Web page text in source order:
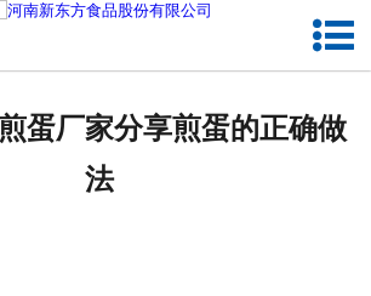
蛋厂家分享煎蛋的正确做
法